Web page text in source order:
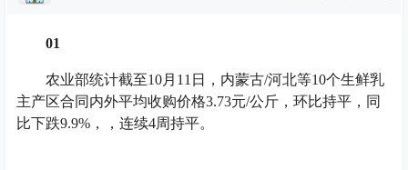
01
农业部统计截至10月11日，内蒙古/河北等10个生鲜乳
主产区合同内外平均收购价格3.73元/公斤，环比持平，同
比下跌9.9%，，连续4周持平。